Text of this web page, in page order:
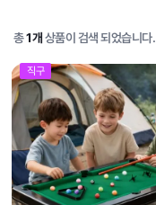
총1개 상품이 검색 되었습니다.
직구